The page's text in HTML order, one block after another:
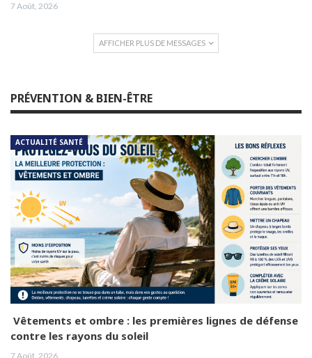
7 Août, 2026
AFFICHER PLUS DE MESSAGES
PRÉVENTION & BIEN-ÊTRE
ACTUALITÉ SANTÉ
Vêtements et ombre : les premières lignes de défense
contre les rayons du soleil
7 Août, 2026